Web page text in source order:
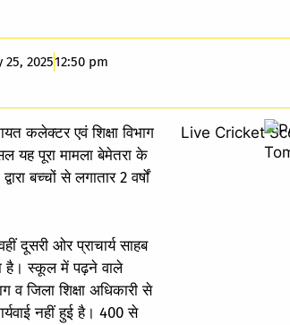
25, 202512:50 pm
कलेक्टर एवं शिक्षा विभाग
यह पूरा मामला बेमेतरा के
बच्चों से लगातार 2 वर्षों
दूसरी ओर प्राचार्य साहब
है। स्कूल में पढ़ने वाले
जिला शिक्षा अधिकारी से
नहीं हुई है। 400 से
Live Cricket